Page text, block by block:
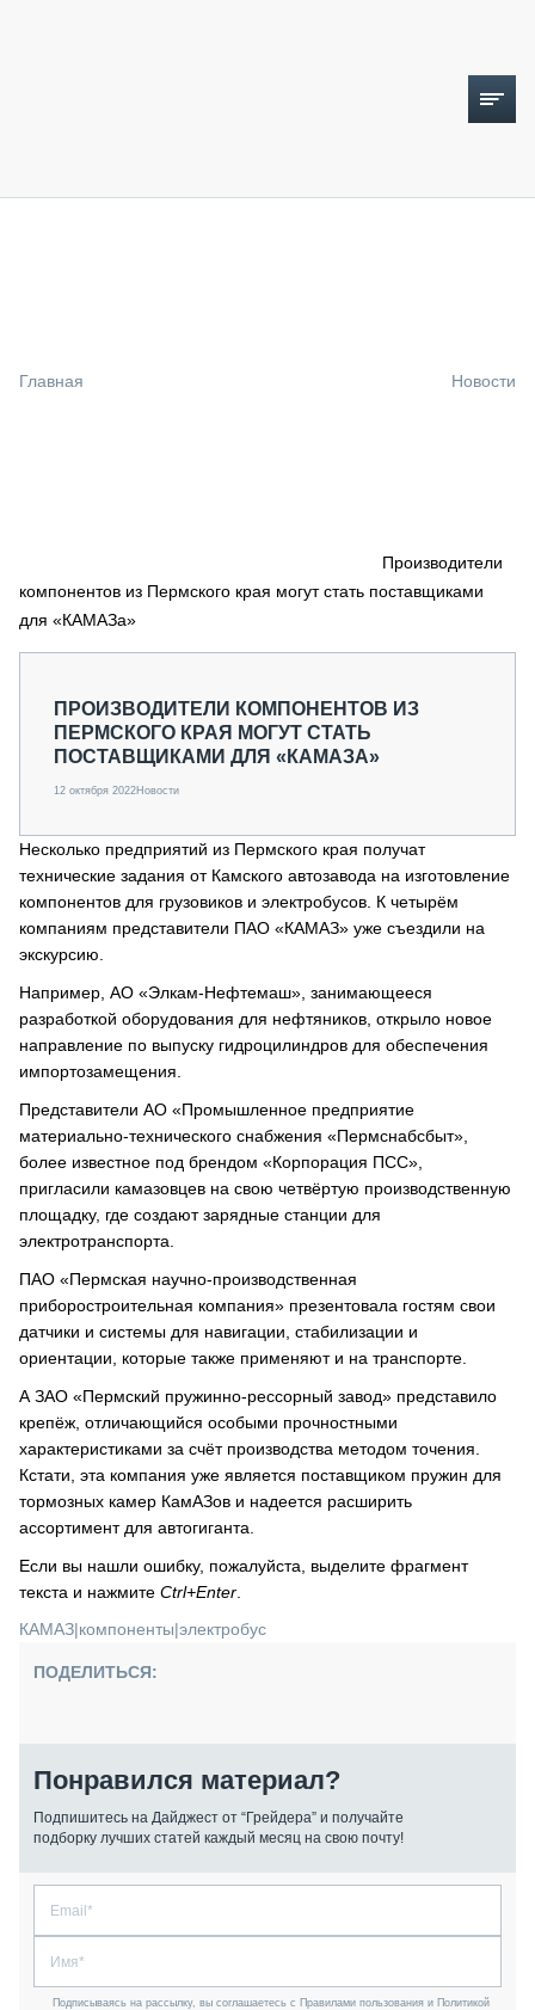
СПЕЦПРОЕКТЫ
МЕРОПРИЯТИЯ
СТАТЬИ ПО КАТЕГОРИЯМ ТЕХНИКИ
Главная Новости
Производители
компонентов из Пермского края могут стать поставщиками
для «КАМАЗа»
ПРОИЗВОДИТЕЛИ КОМПОНЕНТОВ ИЗ
ПЕРМСКОГО КРАЯ МОГУТ СТАТЬ
ПОСТАВЩИКАМИ ДЛЯ «КАМАЗА»
12 октября 2022Новости
Несколько предприятий из Пермского края получат
технические задания от Камского автозавода на изготовление
компонентов для грузовиков и электробусов. К четырём
компаниям представители ПАО «КАМАЗ» уже съездили на
экскурсию.
Например, АО «Элкам-Нефтемаш», занимающееся
разработкой оборудования для нефтяников, открыло новое
направление по выпуску гидроцилиндров для обеспечения
импортозамещения.
Представители АО «Промышленное предприятие
материально-технического снабжения «Пермснабсбыт»,
более известное под брендом «Корпорация ПСС»,
пригласили камазовцев на свою четвёртую производственную
площадку, где создают зарядные станции для
электротранспорта.
ПАО «Пермская научно-производственная
приборостроительная компания» презентовала гостям свои
датчики и системы для навигации, стабилизации и
ориентации, которые также применяют и на транспорте.
А ЗАО «Пермский пружинно-рессорный завод» представило
крепёж, отличающийся особыми прочностными
характеристиками за счёт производства методом точения.
Кстати, эта компания уже является поставщиком пружин для
тормозных камер КамАЗов и надеется расширить
ассортимент для автогиганта.
Если вы нашли ошибку, пожалуйста, выделите фрагмент
текста и нажмите Ctrl+Enter
КАМАЗ|компоненты|электробус
ПОДЕЛИТЬСЯ:
Понравился материал?
Подпишитесь на Дайджест от “Грейдера” и получайте
подборку лучших статей каждый месяц на свою почту!
Подписываясь на рассылку, вы соглашаетесь с Правилами пользования и Политикой